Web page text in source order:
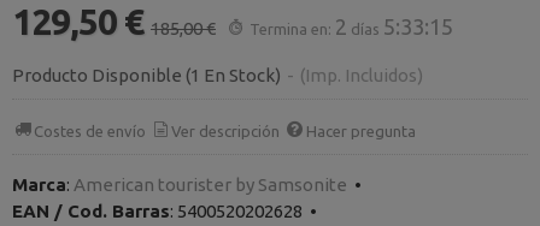
129,50 € 185,00 € Termina en: 2 días 5:33:14
Producto Disponible (1 En Stock) - (Imp. Incluidos)
Costes de envío Ver descripción Hacer pregunta
Marca: American tourister by Samsonite •
EAN / Cod. Barras: 5400520202628 •